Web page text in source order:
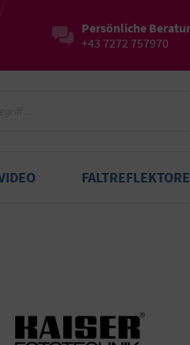
Persönliche
+43 7272 757970